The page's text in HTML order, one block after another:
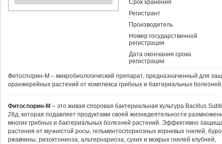
Срок хранения
Регистрант
Производитель
Номер государственной
регистрации
Дата окончания срока
регистрации
Фитоспорин-М – микробиологический препарат, предназначенный для
оранжерейных растений от комплекса грибных и бактериальных болезней.
Фитоспорин-М – это живая споровая бактериальная культура Bacillus
26д, которая подавляет продуктами своей жизнедеятельности
многих грибных и бактериальных болезней растений. Эффективно
растения от мучнистой росы, гельминтоспориозных корневых гнилей,
ржавчины, ризоктониоза, альтернариоза, сухих и мокрых гнилей клубней,